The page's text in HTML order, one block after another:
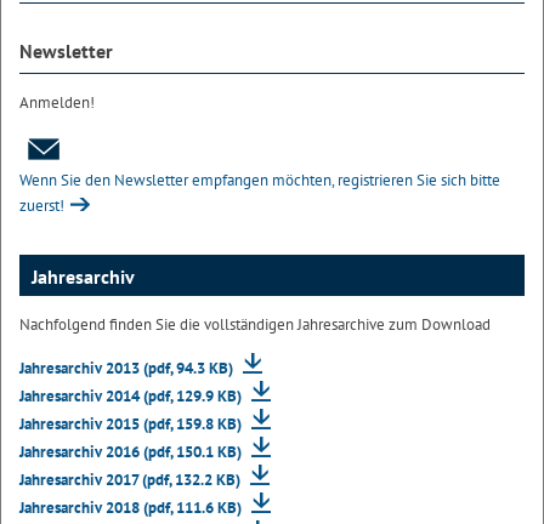
Newsletter
Anmelden!
Wenn Sie den Newsletter empfangen möchten, registrieren Sie sich bitte
zuerst!
Jahresarchiv
Nachfolgend finden Sie die vollständigen Jahresarchive zum Download
Jahresarchiv 2013 (pdf, 94.3 KB)
Jahresarchiv 2014 (pdf, 129.9 KB)
Jahresarchiv 2015 (pdf, 159.8 KB)
Jahresarchiv 2016 (pdf, 150.1 KB)
Jahresarchiv 2017 (pdf, 132.2 KB)
Jahresarchiv 2018 (pdf, 111.6 KB)